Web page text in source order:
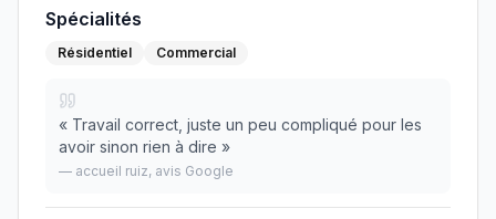
Spécialités
Résidentiel Commercial
« Travail correct, juste un peu compliqué pour les
avoir sinon rien à dire »
— accueil ruiz, avis Google